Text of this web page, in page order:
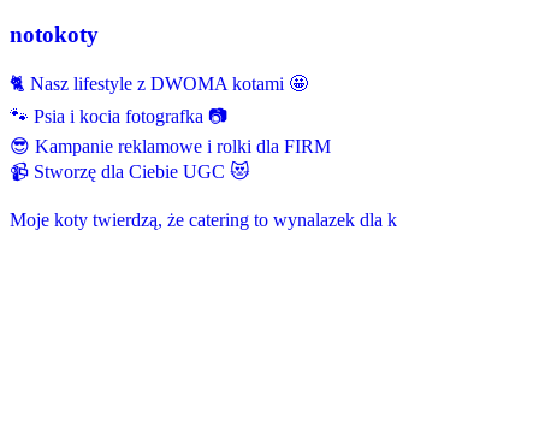
notokoty
🐈 Nasz lifestyle z DWOMA kotami 🤩
🐾 Psia i kocia fotografka 📷
😎 Kampanie reklamowe i rolki dla FIRM
📹 Stworzę dla Ciebie UGC 😻
Moje koty twierdzą, że catering to wynalazek dla k